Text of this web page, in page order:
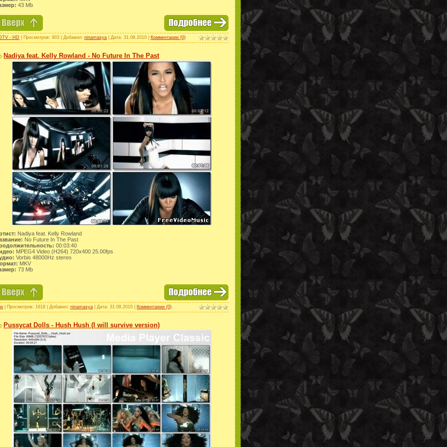
43 Mb
- HD | Просмотров: 903 | Добавил: ninamasya | Дата: 31.08.2010 Комментарии (0)
Nadiya feat. Kelly Rowland - No Future In The Past
Nadiya feat. Kelly Rowland
No Future In The Past
00:03:40
MPEG4 Video (H264) 720x400 25.00fps
Vorbis 48000Hz stereo
MKV
73 Mb
| Просмотров: 1618 | Добавил: ninamasya | Дата: 31.08.2010 Комментарии (0)
Pussycat Dolls - Hush Hush (I will survive version)